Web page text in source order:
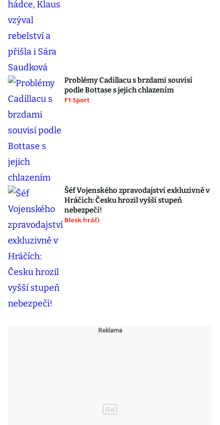
Problémy Cadillacu s brzdami souvisí
podle Bottase s jejich chlazením
F1 Sport
Šéf Vojenského zpravodajství exkluzivně v
Hráčích: Česku hrozil vyšší stupeň
nebezpečí!
Blesk hráči